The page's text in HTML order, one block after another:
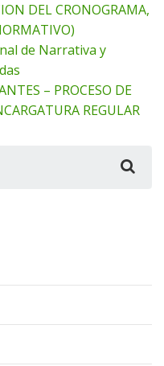
DEL CRONOGRAMA,
de Narrativa y
– PROCESO DE
REGULAR